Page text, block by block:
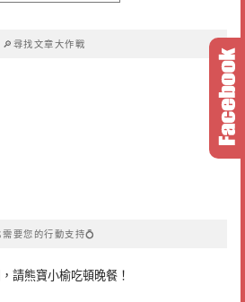
🔎尋找文章大作戰
需要您的行動支持💍
請熊寶小榆吃頓晚餐！